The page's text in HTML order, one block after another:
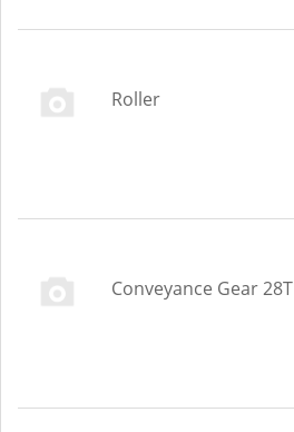
Roller
Conveyance Gear 28T